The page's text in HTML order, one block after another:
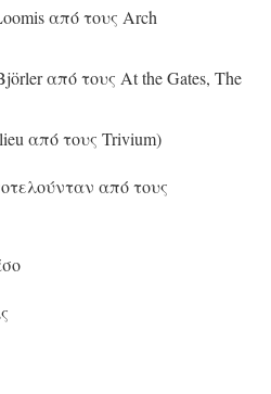
από τους Arch
από τους At the Gates, The
από τους Trivium)
από τους